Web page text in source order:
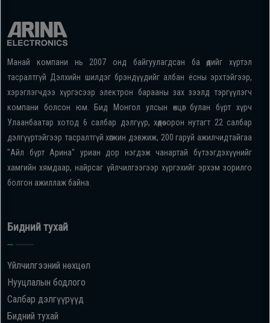
Манай компани нь 2007 онд байгуулагдсан ба өдийг хүртэл
тасралтгүй Дэлхийн шилдэг брэндүүдийг албан ёсны эрхтэйгээр,
хэрэглэгчдээ хүргэсээр электрон барааны зах зээлд тэргүүлэгч
компани болсон юм. Бид Монгол улсын өнцөг булан бүрт хүрч
Улаанбаатар хотод 6 салбар дэлгүүр, хөдөө орон нутагт 22 салбар
дэлгүүртэйгээр тасралтгүй хөгжин дэвжиж, 200 гаруй ажилчидтайгаа
"Айл бүрт Арина" уриан дор нэгдэж чанартай бүтээгдэхүүнийг
хамгийн хямдаар, найрсаг үйлчилгээгээр хүргэхийг эрхэм зорилго
болгон ажиллаж байна.
Бидний тухай
Үйлчилгээний нөхцөл
Нууцлалын бодлого
Салбар дэлгүүрүүд
Бидний тухай